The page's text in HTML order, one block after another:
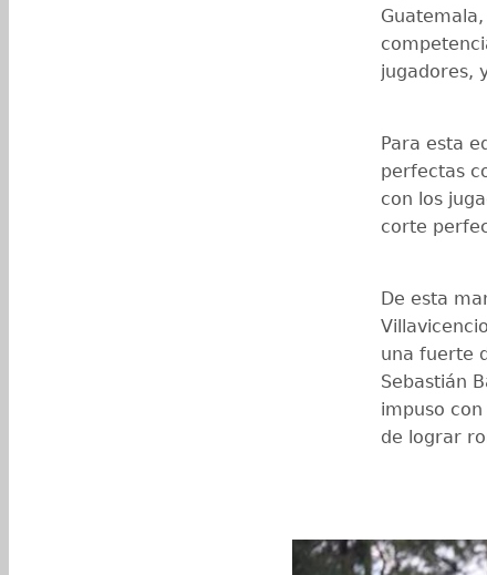
jugadores,
Para esta
perfectas
con los
corte
De esta
una fuerte
Sebastián
impuso
de lograr